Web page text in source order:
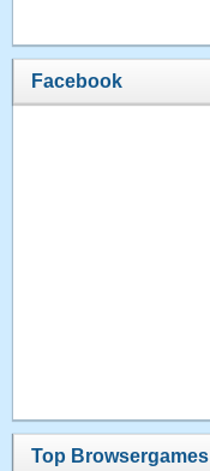
Facebook
Top Browsergames